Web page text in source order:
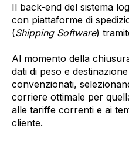
Il back-end del sistema
con piattaforme di
(Shipping Software)
Al momento della
dati di peso e
convenzionati,
corriere ottimale per
alle tariffe correnti e ai
cliente.